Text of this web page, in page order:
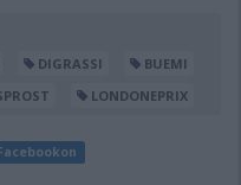
DIGRASSI
BUEMI
LONDONEPRIX